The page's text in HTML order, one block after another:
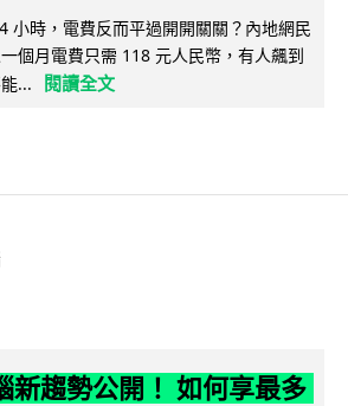
小時，電費反而平過開開關關？內地網民
個月電費只需 118 元人民幣，有人飆到
...
閱讀全文
新趨勢公開！ 如何享最多